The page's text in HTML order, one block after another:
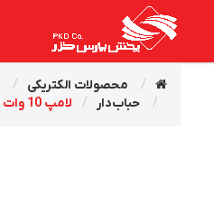
محصولات الکتریکی
حباب‌دار
لامپ 10 وات حبابی A60 DOB